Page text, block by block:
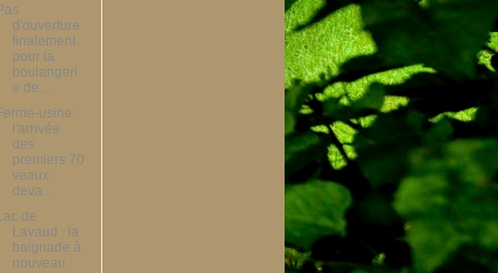
d'ouverture
finalement
pour la
boulangeri
e de ...
usine :
l'arrivée
des
premiers 70
veaux
deva...
de
Lavaud : la
baignade à
nouveau